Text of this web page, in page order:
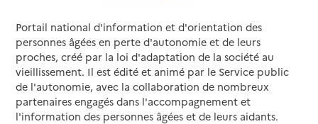
Portail national d'information et d'orientation des
personnes âgées en perte d'autonomie et de leurs
proches, créé par la loi d'adaptation de la société au
vieillissement. Il est édité et animé par le Service public
de l'autonomie, avec la collaboration de nombreux
partenaires engagés dans l'accompagnement et
l'information des personnes âgées et de leurs aidants.